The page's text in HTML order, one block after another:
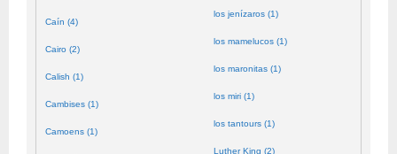
Caín (4)
Cairo (2)
Calish (1)
Cambises (1)
Camoens (1)
los jenízaros (1)
los mamelucos (1)
los maronitas (1)
los miri (1)
los tantours (1)
Luther King (2)